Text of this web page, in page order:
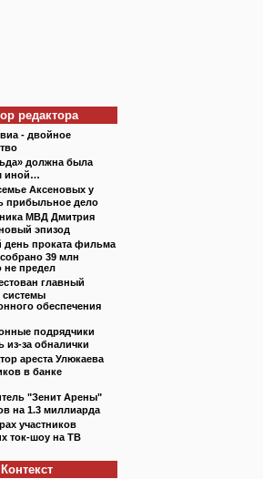
редактора
- двойное
должна была
иной…
Аксеновых у
прибыльное дело
МВД Дмитрия
эпизод
день проката фильма
39 млн
не предел
главный
системы
обеспечения
подрядчики
из-за обналички
ареста Улюкаева
в банке
"Зенит Арены"
на 1.3 миллиарда
участников
ток-шоу на ТВ
Контекст